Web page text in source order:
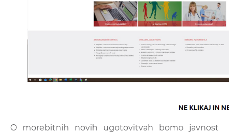
O morebitnih novih ugotovitvah bomo javnost